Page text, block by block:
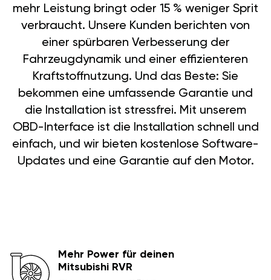
mehr Leistung bringt oder 15 % weniger Sprit
verbraucht. Unsere Kunden berichten von
einer spürbaren Verbesserung der
Fahrzeugdynamik und einer effizienteren
Kraftstoffnutzung. Und das Beste: Sie
bekommen eine umfassende Garantie und
die Installation ist stressfrei. Mit unserem
OBD-Interface ist die Installation schnell und
einfach, und wir bieten kostenlose Software-
Updates und eine Garantie auf den Motor.
Mehr Power für deinen
Mitsubishi RVR